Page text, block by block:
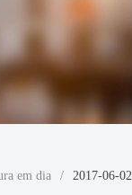
em dia / 2017-06-02